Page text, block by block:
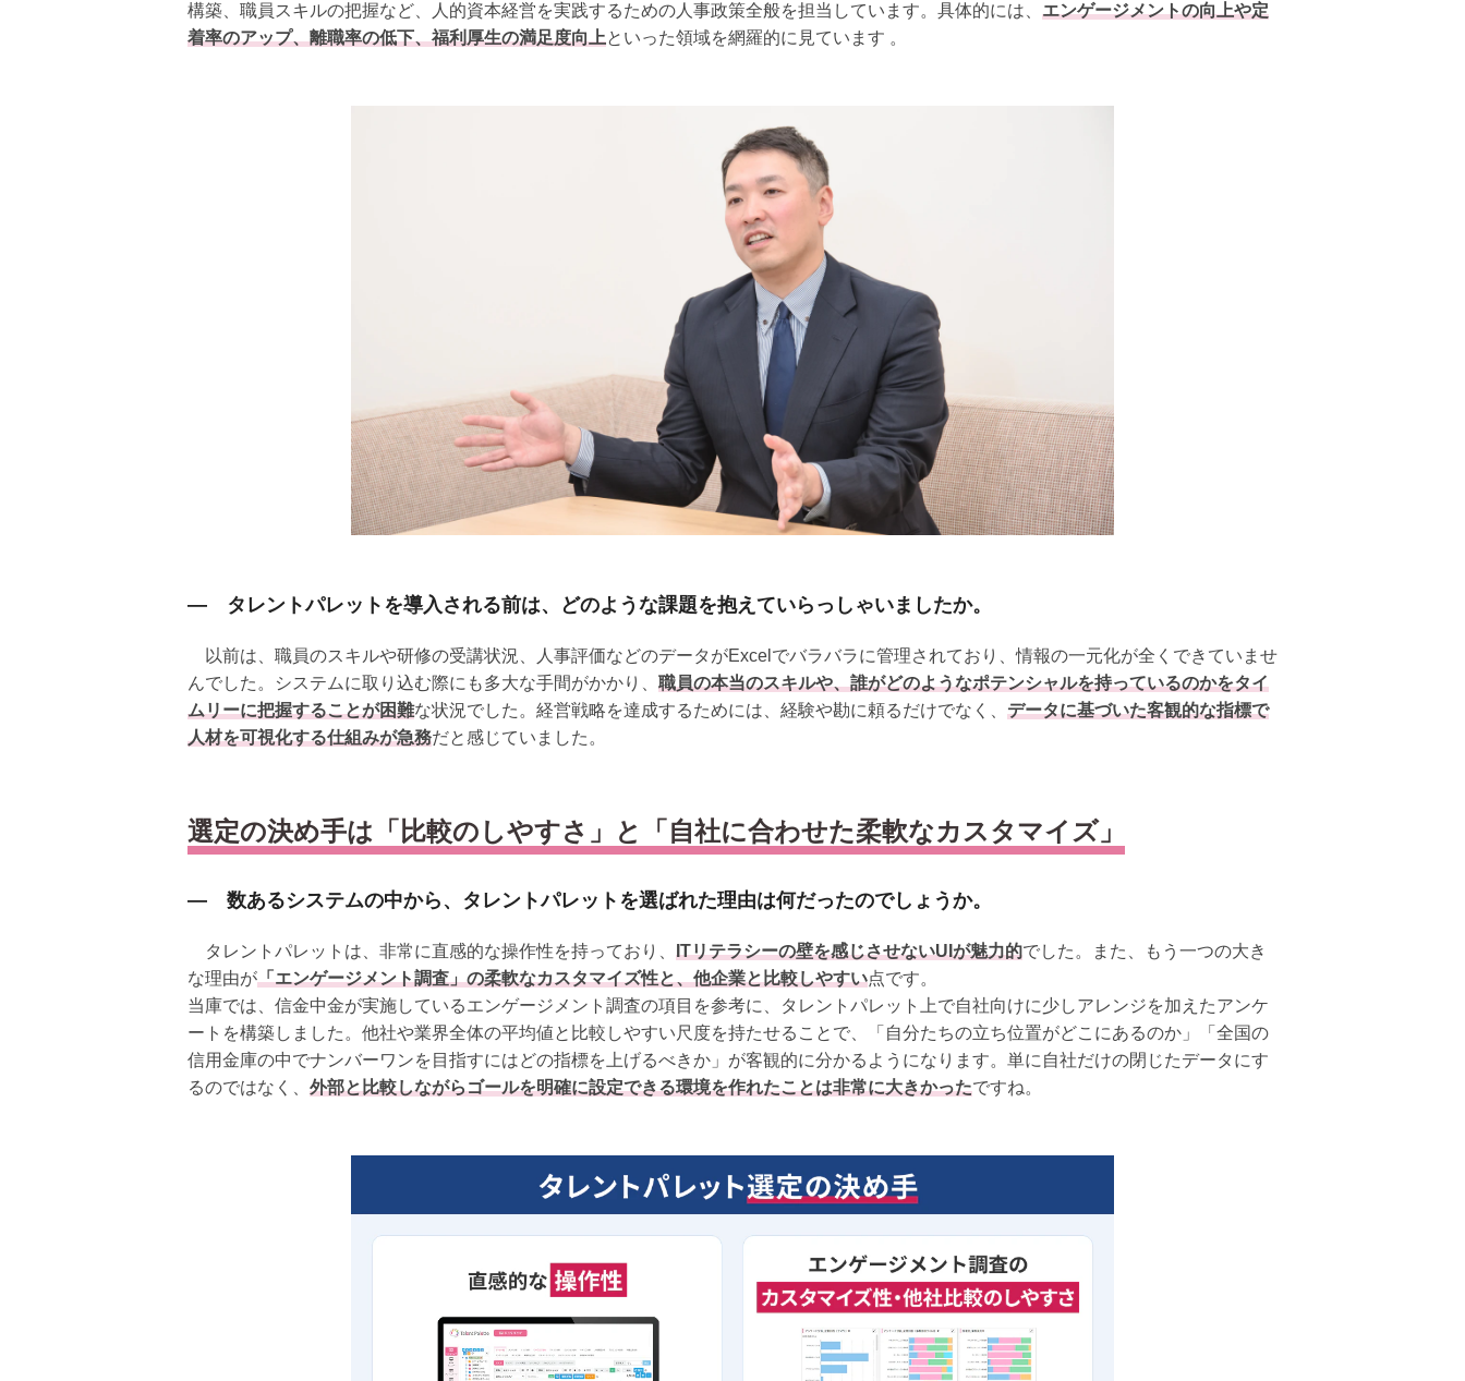
構築、職員スキルの把握など、人的資本経営を実践するための人事政策全般を担当しています。具体的には、 エンゲージメントの向上や定
着率のアップ、離職率の低下、福利厚生の満足度向上といった領域を網羅的に見ています 。
― タレントパレットを導入される前は、どのような課題を抱えていらっしゃいましたか。
以前は、職員のスキルや研修の受講状況、人事評価などのデータがExcelでバラバラに管理されており、情報の一元化が全くできていませ
んでした。システムに取り込む際にも多大な手間がかかり、 職員の本当のスキルや、誰がどのようなポテンシャルを持っているのかをタイ
ムリーに把握することが困難な状況でした。経営戦略を達成するためには、経験や勘に頼るだけでなく、 データに基づいた客観的な指標で
人材を可視化する仕組みが急務だと感じていました。
選定の決め手は「比較のしやすさ」と「自社に合わせた柔軟なカスタマイズ」
― 数あるシステムの中から、タレントパレットを選ばれた理由は何だったのでしょうか。
タレントパレットは、非常に直感的な操作性を持っており、 ITリテラシーの壁を感じさせないUIが魅力的でした。また、もう一つの大き
な理由が「エンゲージメント調査」の柔軟なカスタマイズ性と、他企業と比較しやすい点です。
当庫では、信金中金が実施しているエンゲージメント調査の項目を参考に、タレントパレット上で自社向けに少しアレンジを加えたアンケ
ートを構築しました。他社や業界全体の平均値と比較しやすい尺度を持たせることで、「自分たちの立ち位置がどこにあるのか」「全国の
信用金庫の中でナンバーワンを目指すにはどの指標を上げるべきか」が客観的に分かるようになります。単に自社だけの閉じたデータにす
るのではなく、 外部と比較しながらゴールを明確に設定できる環境を作れたことは非常に大きかったですね。